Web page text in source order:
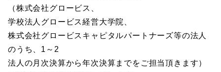
（株式会社グロービス、
学校法人グロービス経営大学院、
株式会社グロービスキャピタルパートナーズ等の法人
のうち、1～2
法人の月次決算から年次決算までをご担当頂きます）